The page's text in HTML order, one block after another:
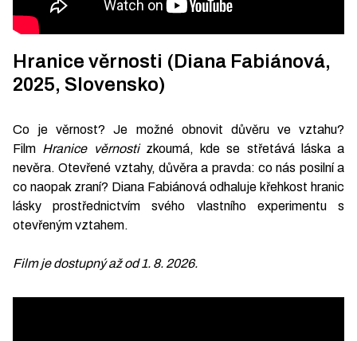
Hranice věrnosti (Diana Fabiánová,
2025, Slovensko)
Co je věrnost? Je možné obnovit důvěru ve vztahu?
Film Hranice věrnostizkoumá, kde se střetává láska a
nevěra. Otevřené vztahy, důvěra a pravda: co nás posilní a
co naopak zraní? Diana Fabiánová odhaluje křehkost hranic
lásky prostřednictvím svého vlastního experimentu s
otevřeným vztahem.
Film je dostupný až od 1. 8. 2026.